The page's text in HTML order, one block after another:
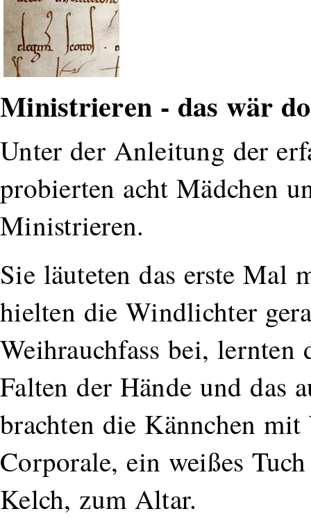
Ministrieren - das wär
Unter der Anleitung der
probierten acht Mädchen
Ministrieren.
Sie läuteten das erste Mal
hielten die Windlichter
Weihrauchfass bei, lernten
Falten der Hände und das
brachten die Kännchen
Corporale, ein weißes
Kelch, zum Altar.